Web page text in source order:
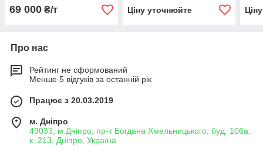
69 000 ₴/т
Ціну уточнюйте
Про нас
Рейтинг не сформований
Менше 5 відгуків за останній рік
Працює з 20.03.2019
м. Дніпро
49033, м.Дніпро, пр-т Богдана Хмельницького, буд. 106а,
к. 213, Дніпро, Україна